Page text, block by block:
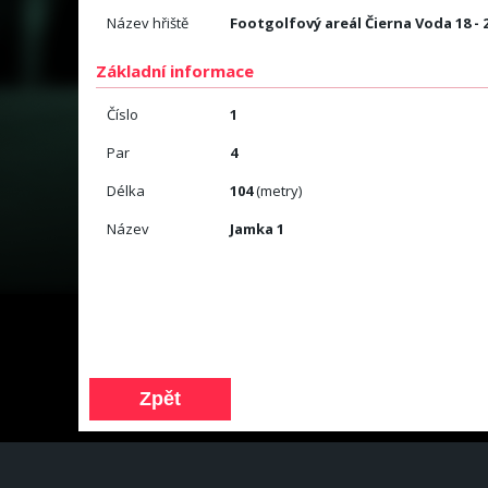
Název hřiště Footgolfový areál Čierna Voda 18 -
Základní informace
Číslo
1
Par
4
Délka
104(metry)
Název
Jamka 1